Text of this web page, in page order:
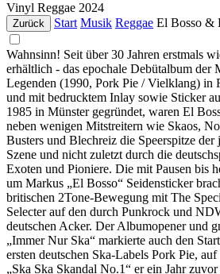
Vinyl Reggae 2024
Zurück Start Musik Reggae El Bosso &
Wahnsinn! Seit über 30 Jahren erstmals
erhältlich - das epochale Debütalbum der
Legenden (1990, Pork Pie / Vielklang) in
und mit bedrucktem Inlay sowie Sticker
1985 in Münster gegründet, waren El
neben wenigen Mitstreitern wie Skaos,
Busters und Blechreiz die Speerspitze der
Szene und nicht zuletzt durch die
Exoten und Pioniere. Die mit Pausen bis
um Markus „El Bosso“ Seidensticker
britischen 2Tone-Bewegung mit The
Selecter auf den durch Punkrock und
deutschen Acker. Der Albumopener und
„Immer Nur Ska“ markierte auch den
ersten deutschen Ska-Labels Pork Pie, auf
„Ska Ska Skandal No.1“ er ein Jahr